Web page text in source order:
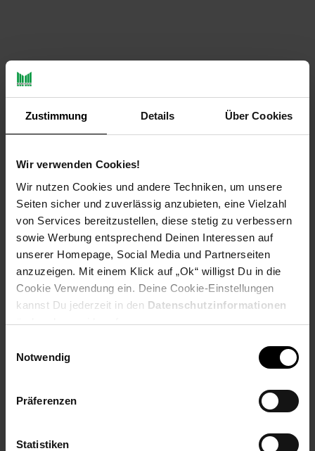
Zustimmung Details Über Cookies
Wir verwenden Cookies!
Wir nutzen Cookies und andere Techniken, um unsere
Seiten sicher und zuverlässig anzubieten, eine Vielzahl
von Services bereitzustellen, diese stetig zu verbessern
sowie Werbung entsprechend Deinen Interessen auf
unserer Homepage, Social Media und Partnerseiten
anzuzeigen. Mit einem Klick auf „Ok“ willigst Du in die
Cookie Verwendung ein. Deine Cookie-Einstellungen
kannst Du jederzeit in den Datenschutzinformationen
ändern bzw. widerrufen.
Notwendig
Präferenzen
Statistiken
PAYBACK
Produktbeschreibung
Die CASO Design "Espresso Gourmet" steht für intensives
Aroma und perfekte Crema: Für echte Kaffeeliebhaber führt
kein Weg an unserer Siebträgermaschine vorbei. Sie verspricht
Kaffee wie vom Barista – und das in den eigenen vier Wänden.
Edelstahlgehäuse mit rutschfesten Gummifüßen
Siebträger mit schwarzem Griff Praktisches Manometer zur
Anzeige des Brühdrucks 4 bedienfreundliche Soft-Touch-
zur gleichmäßigen Extraktion Edelstahl-Dampflanze zur
Zubereitung von cremigem Milchschaum und zum Vorwärmen
Tassen, Abnehmbarer, transparenter Wassertank (1,5 l)